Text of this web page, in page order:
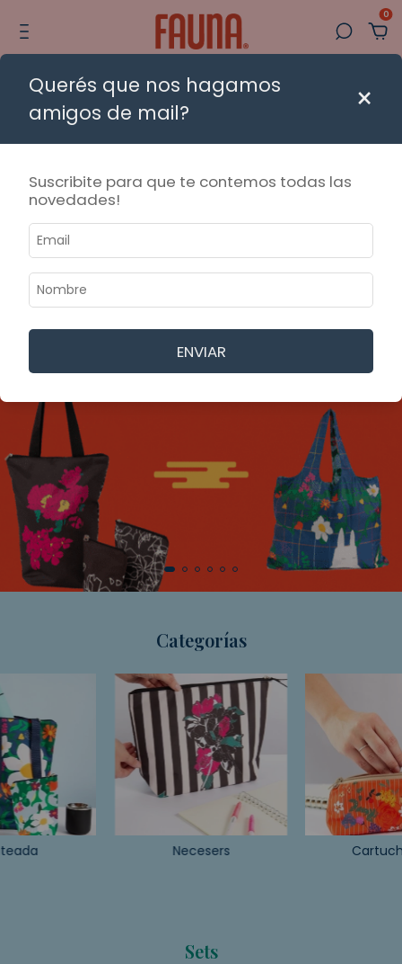
0
3 CUOTAS sin interés 📦 Envíos en moto a CABA y
Categorías
Necesers
Sets
Querés que nos hagamos
amigos de mail?
×
Suscribite para que te contemos todas las
novedades!
ENVIAR